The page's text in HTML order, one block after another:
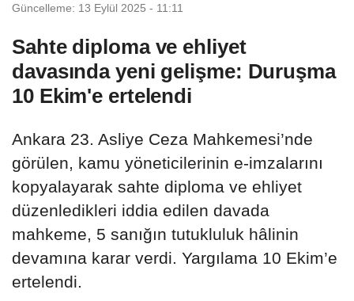
Güncelleme: 13 Eylül 2025 - 11:11
Sahte diploma ve ehliyet
davasında yeni gelişme: Duruşma
10 Ekim'e ertelendi
Ankara 23. Asliye Ceza Mahkemesi’nde
görülen, kamu yöneticilerinin e-imzalarını
kopyalayarak sahte diploma ve ehliyet
düzenledikleri iddia edilen davada
mahkeme, 5 sanığın tutukluluk hâlinin
devamına karar verdi. Yargılama 10 Ekim’e
ertelendi.